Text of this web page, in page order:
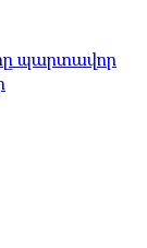
պարտավոր